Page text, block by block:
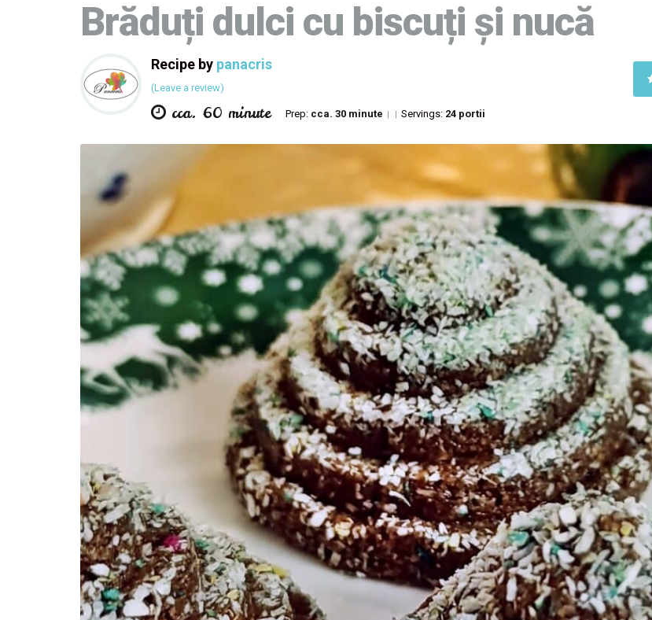
Brăduți dulci cu biscuți și nucă
Recipe by panacris
(Leave a review)
cca. 60 minute Prep: cca. 30 minute | | Servings: 24 portii